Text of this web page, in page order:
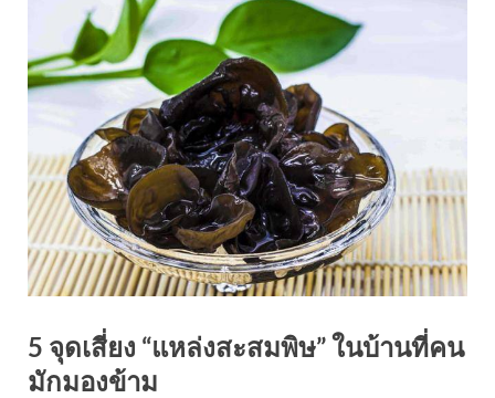
5 จุดเสี่ยง “แหล่งสะสมพิษ” ในบ้านที่คน
มักมองข้าม